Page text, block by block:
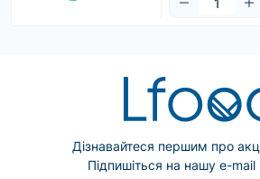
Дізнавайтеся першим про
Підпишіться на нашу e-mail